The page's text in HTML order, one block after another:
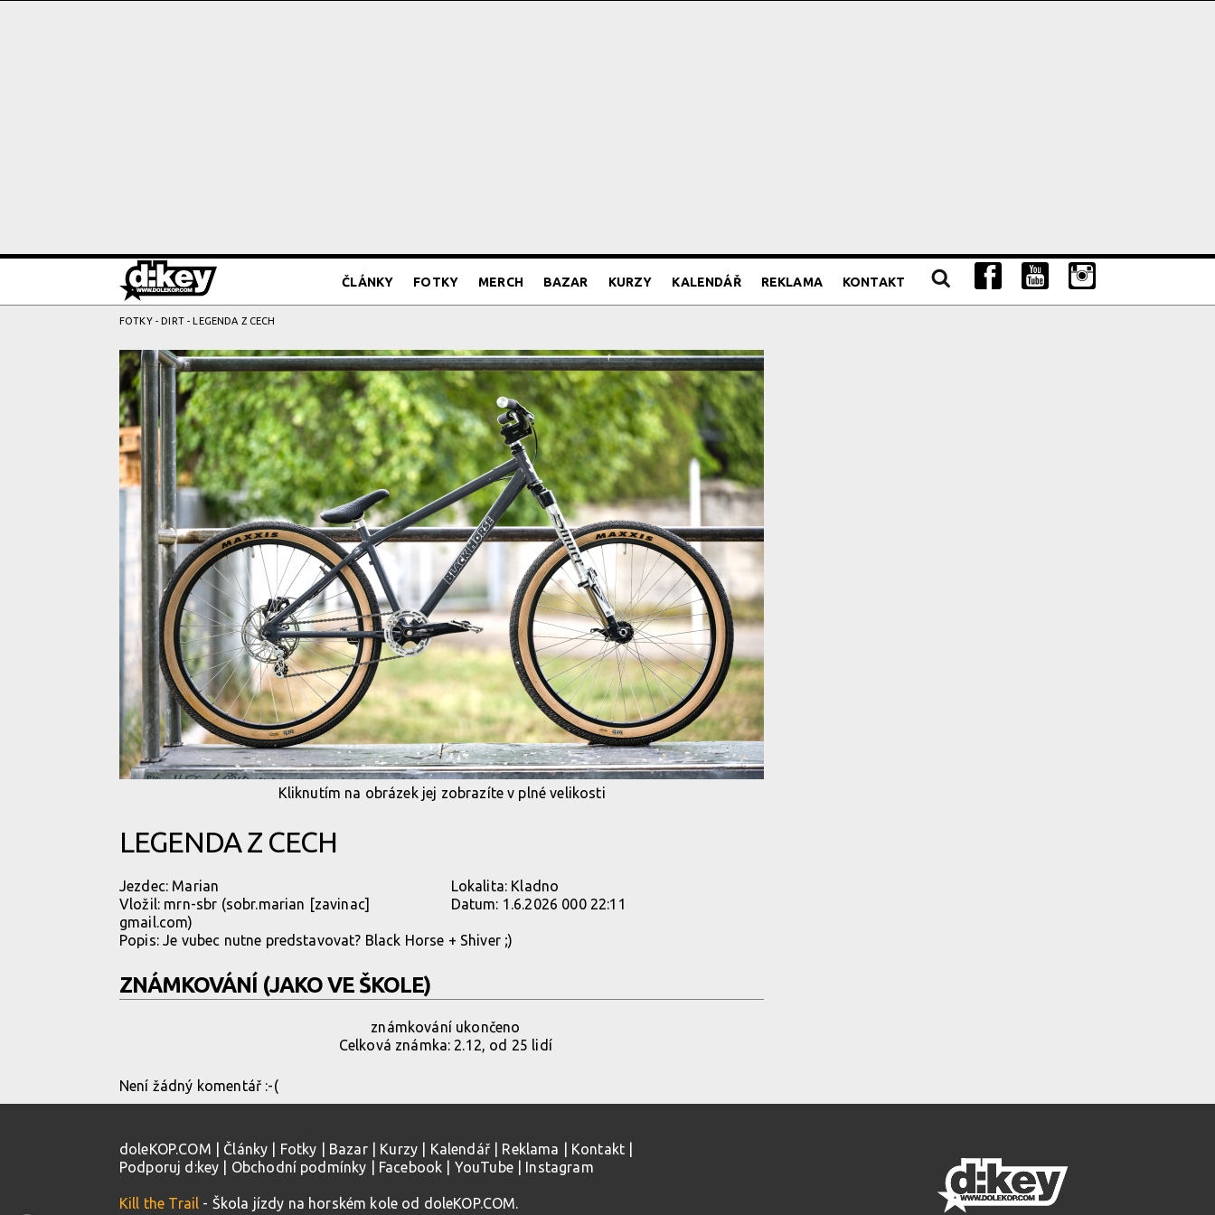
ČLÁNKY FOTKY MERCH BAZAR KURZY KALENDÁŘ REKLAMA KONTAKT
FOTKY-DIRT- LEGENDA Z CECH
Kliknutím na obrázek jej zobrazíte v plné velikosti
LEGENDA Z CECH
Jezdec: Marian Lokalita: Kladno
Vložil: mrn-sbr (sobr.marian [zavinac]
gmail.com)
Datum: 1.6.2026 000 22:11
Popis: Je vubec nutne predstavovat? Black Horse + Shiver ;)
ZNÁMKOVÁNÍ (JAKO VE ŠKOLE)
známkování ukončeno
Celková známka: 2.12, od 25 lidí
Není žádný komentář :-(
doleKOP.COM Články Fotky Bazar| Kurzy Kalendář| Reklama Kontakt
Podporuj d:key
Obchodní podmínky Facebook YouTube| Instagram
Kill the Trail - Škola jízdy na horském kole od doleKOP.COM.